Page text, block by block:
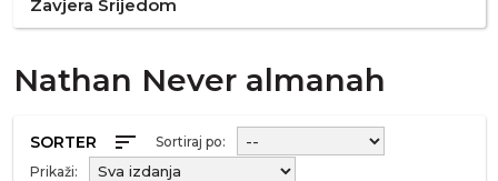
Zavjera Srijedom
Nathan Never almanah
SORTER sort
Sortiraj po:
Prikaži: